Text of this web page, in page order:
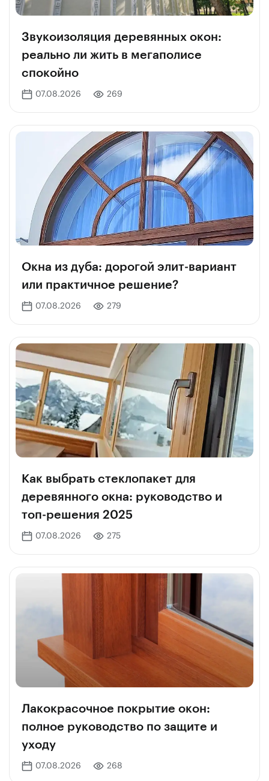
Звукоизоляция деревянных окон:
реально ли жить в мегаполисе
спокойно
07.08.2026 269
Окна из дуба: дорогой элит-вариант
или практичное решение?
07.08.2026 279
Как выбрать стеклопакет для
деревянного окна: руководство и
топ-решения 2025
07.08.2026 275
Лакокрасочное покрытие окон:
полное руководство по защите и
уходу
07.08.2026 268